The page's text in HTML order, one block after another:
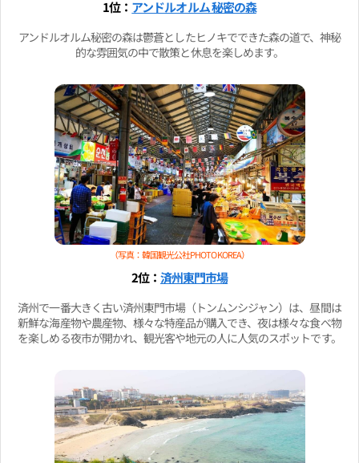
1位： アンドルオルム 秘密の森
アンドルオルム秘密の森は鬱蒼としたヒノキでできた森の道で、神秘
的な雰囲気の中で散策と休息を楽しめます。
（写真：韓国観光公社PHOTO KOREA）
2位： 済州東門市場
済州で一番大きく古い済州東門市場（トンムンシジャン）は、昼間は
新鮮な海産物や農産物、様々な特産品が購入でき、夜は様々な食べ物
を楽しめる夜市が開かれ、観光客や地元の人に人気のスポットです。